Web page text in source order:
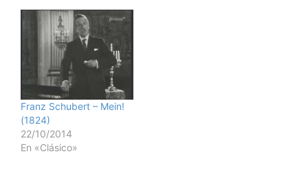
Franz Schubert – Mein!
(1824)
22/10/2014
En «Clásico»